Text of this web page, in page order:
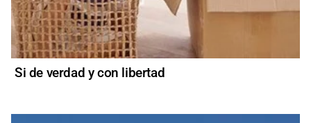
Si de verdad y con libertad